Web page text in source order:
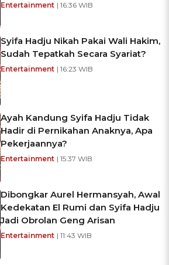
Entertainment | 16:36 WIB
Syifa Hadju Nikah Pakai Wali Hakim,
Sudah Tepatkah Secara Syariat?
Entertainment | 16:23 WIB
Ayah Kandung Syifa Hadju Tidak
Hadir di Pernikahan Anaknya, Apa
Pekerjaannya?
Entertainment | 15:37 WIB
Dibongkar Aurel Hermansyah, Awal
Kedekatan El Rumi dan Syifa Hadju
Jadi Obrolan Geng Arisan
Entertainment | 11:43 WIB